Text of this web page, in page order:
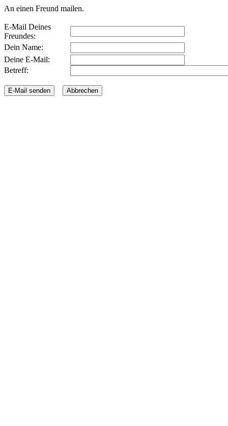
An einen Freund mailen.
E-Mail Deines
Freundes:
Dein Name:
Deine E-Mail:
Betreff: